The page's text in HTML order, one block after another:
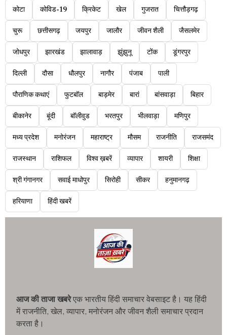
कोटा कोविड-19 क्रिकेट खेल गुजरात चित्तौड़गढ़
चुरू छत्तीसगढ़ जयपुर जालौर जीवन शैली जैसलमेर
जोधपुर झारखंड झालावाड़ झुंझुनू टोंक डूंगरपुर
दिल्ली दौसा धौलपुर नागौर पंजाब पाली
पौराणिक कथाएं फुटबॉल बाड़मेर बारां बांसवाड़ा बिहार
बीकानेर बूंदी बॉलीवुड भरतपुर भीलवाड़ा मणिपुर
मध्य प्रदेश मनोरंजन महाराष्ट्र मौसम राजनीति राजसमंद
राजस्थान राशिफल विश्व ख़बरें व्यापार शायरी शिक्षा
श्री गंगानगर सवाई माधोपुर सिरोही सीकर हनुमानगढ़
हरियाणा हिंदी खबरें
आज की ताजा खबरेएक भारतीय हिंदी समाचार वेबसाइट है। यह हिंदी
में राजनीति, खेल, व्यापार, मनोरंजन और जीवन शैली समाचार प्रदान
करता है।